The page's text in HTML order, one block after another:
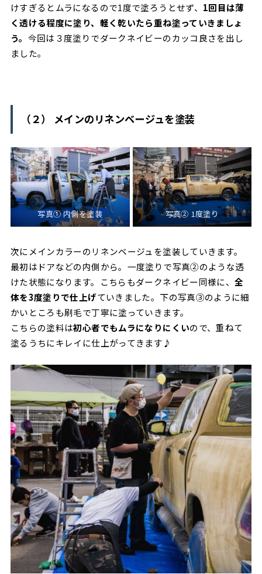
けすぎるとムラになるので1度で塗ろうとせず、 1回目は薄
く透ける程度に塗り、軽く乾いたら重ね塗っていきましょ
う。 今回は３度塗りでダークネイビーのカッコ良さを出し
ました。
（２） メインのリネンベージュを塗装
写真➀ 内側を塗装 写真➁ 1度塗り
次にメインカラーのリネンベージュを塗装していきます。
最初はドアなどの内側から。一度塗りで写真➁のような透
けた状態になります。こちらもダークネイビー同様に、全
体を3度塗りで仕上げていきました。下の写真➂のように細
かいところも刷毛で丁寧に塗っていきます。
こちらの塗料は初心者でもムラになりにくいので、重ねて
塗るうちにキレイに仕上がってきます♪